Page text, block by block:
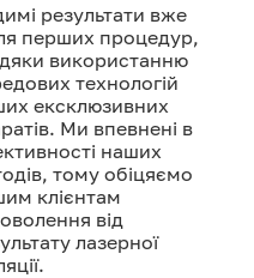
результати вже
перших процедур,
використанню
технологій
ексклюзивних
Ми впевнені в
наших
тому обіцяємо
клієнтам
від
лазерної